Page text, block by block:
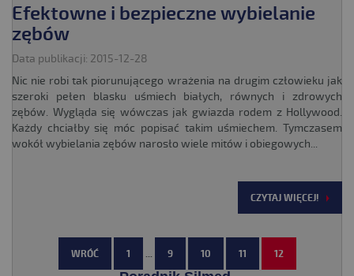
Efektowne i bezpieczne wybielanie
zębów
Data publikacji: 2015-12-28
Nic nie robi tak piorunującego wrażenia na drugim człowieku jak
szeroki pełen blasku uśmiech białych, równych i zdrowych
zębów. Wygląda się wówczas jak gwiazda rodem z Hollywood.
Każdy chciałby się móc popisać takim uśmiechem. Tymczasem
wokół wybielania zębów narosło wiele mitów i obiegowych...
CZYTAJ WIĘCEJ!
WRÓĆ 1 ... 9 10 11 12